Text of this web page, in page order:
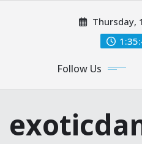
Thursday,
Follow Us